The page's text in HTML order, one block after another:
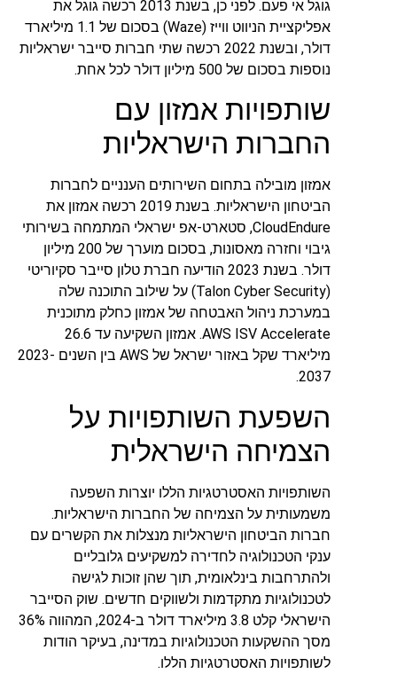
גוגל אי פעם. לפני כן, בשנת 2013 רכשה גוגל את
אפליקציית הניווט ווייז (Waze) בסכום של 1.1 מיליארד
דולר, ובשנת 2022 רכשה שתי חברות סייבר ישראליות
נוספות בסכום של 500 מיליון דולר לכל אחת.
שותפויות אמזון עם
החברות הישראליות
אמזון מובילה בתחום השירותים הענניים לחברות
הביטחון הישראליות. בשנת 2019 רכשה אמזון את
CloudEndure, סטארט-אפ ישראלי המתמחה בשירותי
גיבוי וחזרה מאסונות, בסכום מוערך של 200 מיליון
דולר. בשנת 2023 הודיעה חברת טלון סייבר סקיוריטי
(Talon Cyber Security) על שילוב התוכנה שלה
במערכת ניהול האבטחה של אמזון כחלק מתוכנית
AWS ISV Accelerate. אמזון השקיעה עד 26.6
מיליארד שקל באזור ישראל של AWS בין השנים 2023-
2037.
השפעת השותפויות על
הצמיחה הישראלית
השותפויות האסטרטגיות הללו יוצרות השפעה
משמעותית על הצמיחה של החברות הישראליות.
חברות הביטחון הישראליות מנצלות את הקשרים עם
ענקי הטכנולוגיה לחדירה למשקיעים גלובליים
ולהתרחבות בינלאומית, תוך שהן זוכות לגישה
לטכנולוגיות מתקדמות ולשווקים חדשים. שוק הסייבר
הישראלי קלט 3.8 מיליארד דולר ב-2024, המהווה 36%
מסך ההשקעות הטכנולוגיות במדינה, בעיקר הודות
לשותפויות האסטרטגיות הללו.